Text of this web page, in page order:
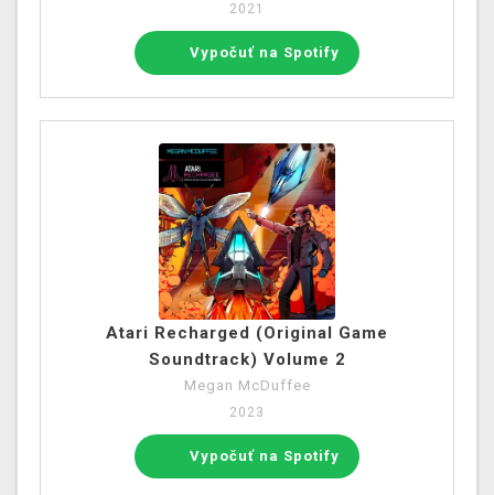
2021
Vypočuť na Spotify
Atari Recharged (Original Game
Soundtrack) Volume 2
Megan McDuffee
2023
Vypočuť na Spotify